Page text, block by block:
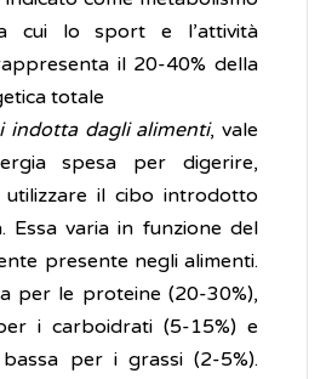
cui lo sport e l’attività
il 20-40% della
totale
indotta dagli alimenti, vale
spesa per digerire,
il cibo introdotto
Essa varia in funzione del
presente negli alimenti.
per le proteine (20-30%),
i carboidrati (5-15%) e
per i grassi (2-5%).